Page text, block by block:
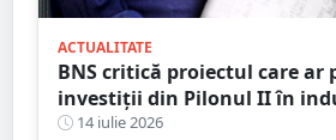
ACTUALITATE
BNS critică proiectul care ar
investiții din Pilonul II în
apărare și cere retragerea
14 iulie 2026